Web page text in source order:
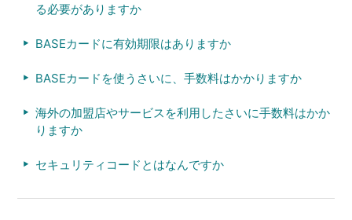
る必要がありますか
BASEカードに有効期限はありますか
BASEカードを使うさいに、手数料はかかりますか
海外の加盟店やサービスを利用したさいに手数料はかか
りますか
セキュリティコードとはなんですか